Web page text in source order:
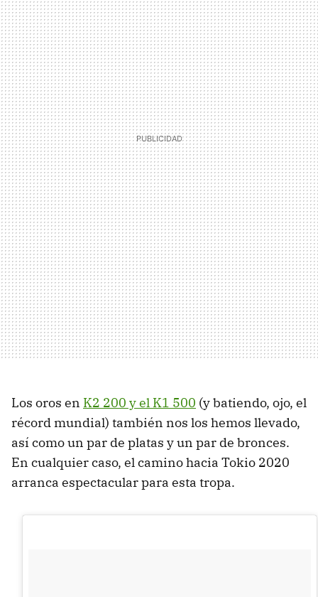
Los oros en K2 200 y el K1 500 (y batiendo, ojo, el
récord mundial) también nos los hemos llevado,
así como un par de platas y un par de bronces.
En cualquier caso, el camino hacia Tokio 2020
arranca espectacular para esta tropa.